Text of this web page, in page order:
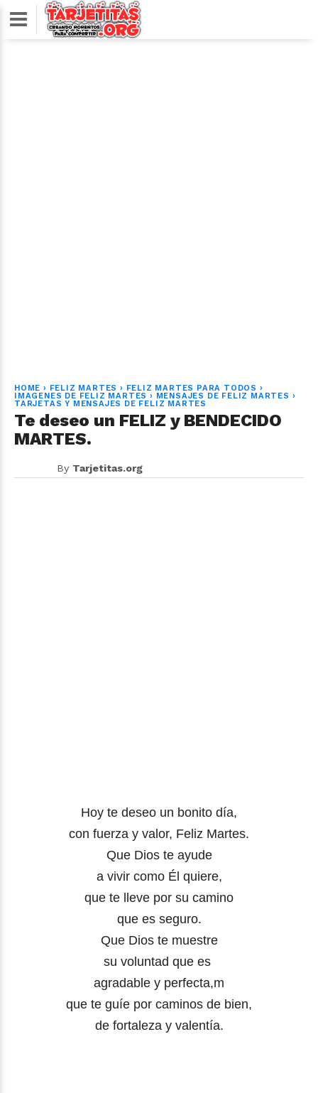
HOME › FELIZ MARTES › FELIZ MARTES PARA TODOS ›
IMAGENES DE FELIZ MARTES › MENSAJES DE FELIZ MARTES ›
TARJETAS Y MENSAJES DE FELIZ MARTES
Te deseo un FELIZ y BENDECIDO
MARTES.
By Tarjetitas.org
Hoy te deseo un bonito día,
con fuerza y valor, Feliz Martes.
Que Dios te ayude
a vivir como Él quiere,
que te lleve por su camino
que es seguro.
Que Dios te muestre
su voluntad que es
agradable y perfecta,m
que te guíe por caminos de bien,
de fortaleza y valentía.